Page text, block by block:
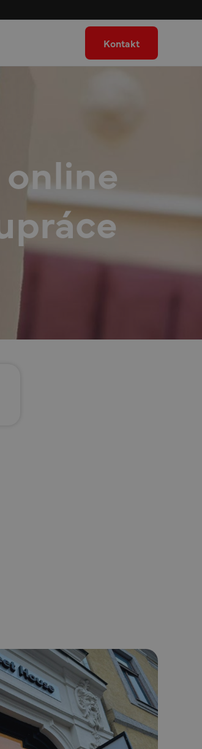
Kontakt